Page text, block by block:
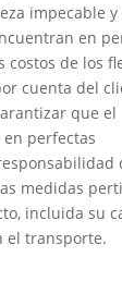
impecable y
en
costos de los
cuenta del
que el
perfectas
medidas
incluida su
el transporte.